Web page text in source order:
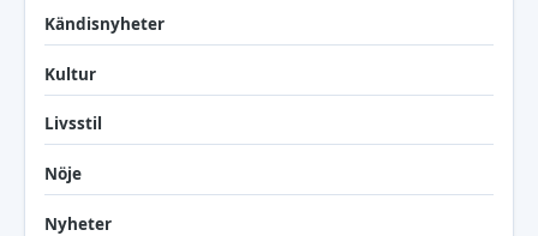
Kändisnyheter
Kultur
Livsstil
Nöje
Nyheter